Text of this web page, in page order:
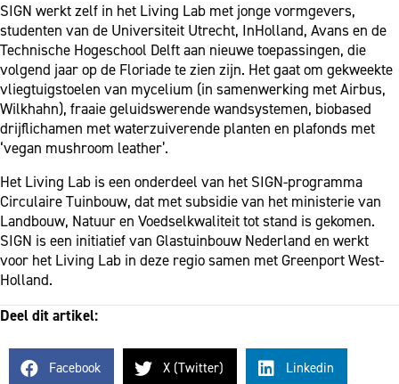
SIGN werkt zelf in het Living Lab met jonge vormgevers,
studenten van de Universiteit Utrecht, InHolland, Avans en de
Technische Hogeschool Delft aan nieuwe toepassingen, die
volgend jaar op de Floriade te zien zijn. Het gaat om gekweekte
vliegtuigstoelen van mycelium (in samenwerking met Airbus,
Wilkhahn), fraaie geluidswerende wandsystemen, biobased
drijflichamen met waterzuiverende planten en plafonds met
‘vegan mushroom leather’.
Het Living Lab is een onderdeel van het SIGN-programma
Circulaire Tuinbouw, dat met subsidie van het ministerie van
Landbouw, Natuur en Voedselkwaliteit tot stand is gekomen.
SIGN is een initiatief van Glastuinbouw Nederland en werkt
voor het Living Lab in deze regio samen met Greenport West-
Holland.
Deel dit artikel:
Facebook X (Twitter) Linkedin